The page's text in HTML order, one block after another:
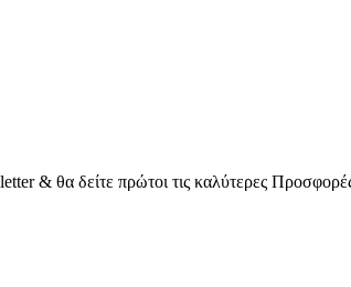
& θα δείτε πρώτοι τις καλύτερες